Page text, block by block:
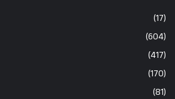
(17)
(604)
(417)
(170)
(81)